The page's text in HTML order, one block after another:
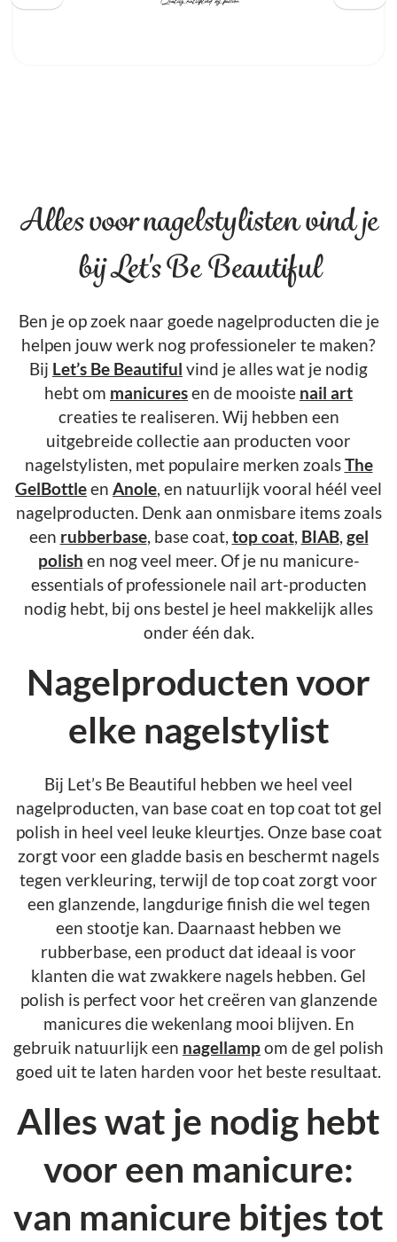
Alles voor nagelstylisten vind je
bij Let's Be Beautiful
Ben je op zoek naar goede nagelproducten die je
helpen jouw werk nog professioneler te maken?
Bij Let’s Be Beautiful vind je alles wat je nodig
hebt om manicuresen de mooiste nail art
creaties te realiseren. Wij hebben een
uitgebreide collectie aan producten voor
nagelstylisten, met populaire merken zoalsThe
GelBottleen Anole, en natuurlijk vooral héél veel
nagelproducten. Denk aan onmisbare items zoals
een rubberbase, base coat, top coat, BIAB, gel
polish en nog veel meer. Of je nu manicure-
essentials of professionele nail art-producten
nodig hebt, bij ons bestel je heel makkelijk alles
onder één dak.
Nagelproducten voor
elke nagelstylist
Bij Let’s Be Beautiful hebben we heel veel
nagelproducten, van base coat en top coat tot gel
polish in heel veel leuke kleurtjes. Onze base coat
zorgt voor een gladde basis en beschermt nagels
tegen verkleuring, terwijl de top coat zorgt voor
een glanzende, langdurige finish die wel tegen
een stootje kan. Daarnaast hebben we
rubberbase, een product dat ideaal is voor
klanten die wat zwakkere nagels hebben. Gel
polish is perfect voor het creëren van glanzende
manicures die wekenlang mooi blijven. En
gebruik natuurlijk een nagellampom de gel polish
goed uit te laten harden voor het beste resultaat.
Alles wat je nodig hebt
voor een manicure:
van manicure bitjes tot